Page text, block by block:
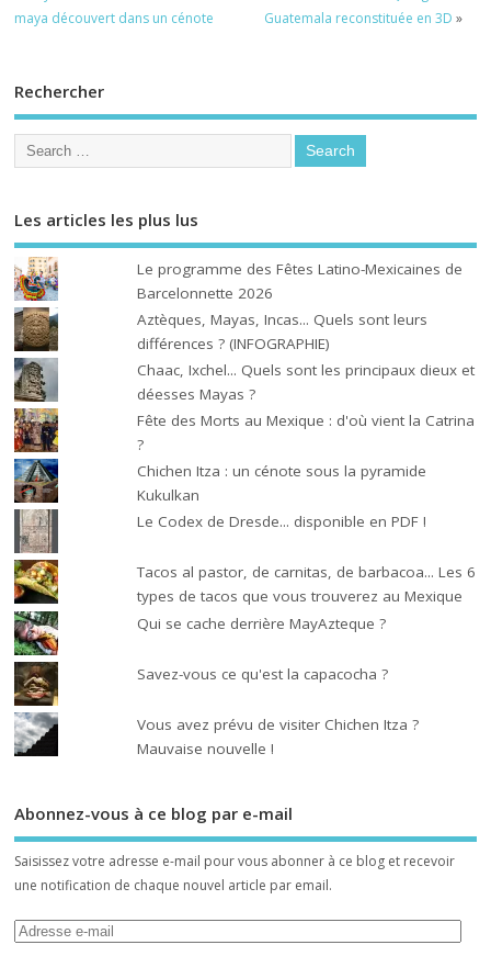
maya découvert dans un cénote
Guatemala reconstituée en 3D »
Rechercher
Les articles les plus lus
Le programme des Fêtes Latino-Mexicaines de
Barcelonnette 2026
Aztèques, Mayas, Incas... Quels sont leurs
différences ? (INFOGRAPHIE)
Chaac, Ixchel... Quels sont les principaux dieux et
déesses Mayas ?
Fête des Morts au Mexique : d'où vient la Catrina
?
Chichen Itza : un cénote sous la pyramide
Kukulkan
Le Codex de Dresde... disponible en PDF !
Tacos al pastor, de carnitas, de barbacoa... Les 6
types de tacos que vous trouverez au Mexique
Qui se cache derrière MayAzteque ?
Savez-vous ce qu'est la capacocha ?
Vous avez prévu de visiter Chichen Itza ?
Mauvaise nouvelle !
Abonnez-vous à ce blog par e-mail
Saisissez votre adresse e-mail pour vous abonner à ce blog et recevoir
une notification de chaque nouvel article par email.